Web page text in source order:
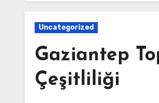
Uncategorized
Gaziantep
Çeşitliliği